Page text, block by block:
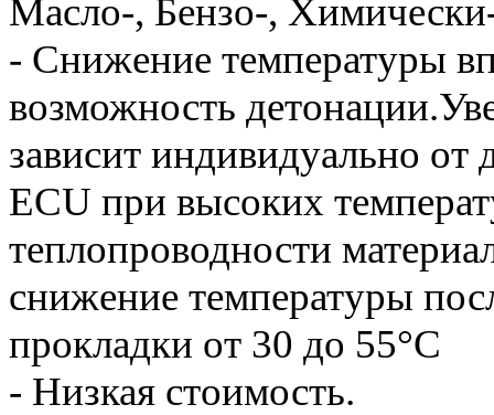
Масло-, Бензо-,
- Снижение температуры
возможность
зависит индивидуально от
ECU при высоких
теплопроводности
снижение температуры
прокладки от 30 до 55°С
- Низкая стоимость.